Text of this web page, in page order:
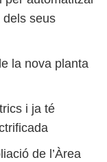
dels seus
la nova planta
i ja té
de l’Àrea